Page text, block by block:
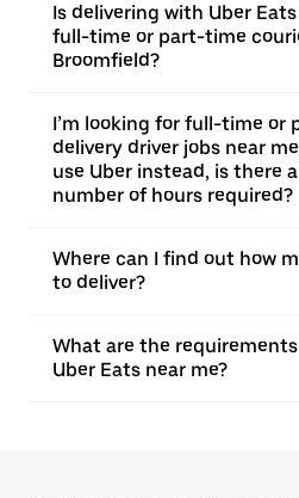
Is delivering with Uber
full-time or part-time
Broomfield?
I’m looking for full-time or
delivery driver jobs near
use Uber instead, is there
number of hours required?
Where can I find out how
to deliver?
What are the
Uber Eats near me?